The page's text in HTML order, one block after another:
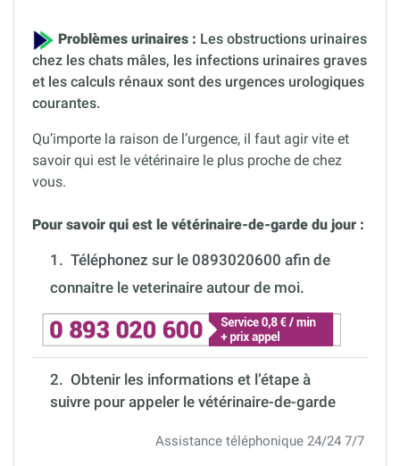
Problèmes urinaires : Les obstructions urinaires
chez les chats mâles, les infections urinaires graves
et les calculs rénaux sont des urgences urologiques
courantes.
Qu’importe la raison de l’urgence, il faut agir vite et
savoir qui est le vétérinaire le plus proche de chez
vous.
Pour savoir qui est le vétérinaire-de-garde du jour :
1. Téléphonez sur le 0893020600 afin de
connaitre le veterinaire autour de moi.
2. Obtenir les informations et l’étape à
suivre pour appeler le vétérinaire-de-garde
Assistance téléphonique 24/24 7/7